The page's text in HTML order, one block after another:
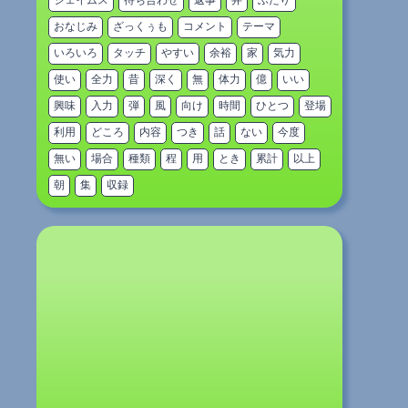
おなじみ ざっくぅも コメント テーマ
いろいろ タッチ やすい 余裕 家 気力
使い 全力 昔 深く 無 体力 億 いい
興味 入力 弾 風 向け 時間 ひとつ 登場
利用 どころ 内容 つき 話 ない 今度
無い 場合 種類 程 用 とき 累計 以上
朝 集 収録